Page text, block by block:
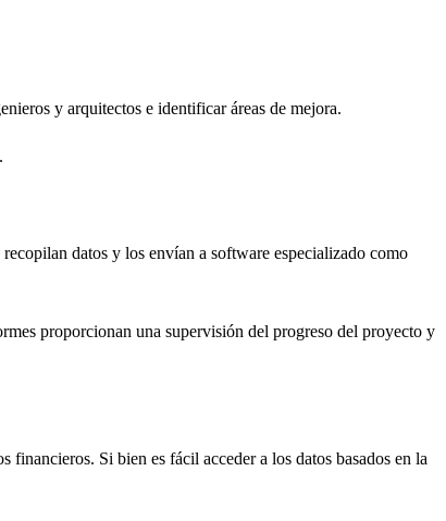
y arquitectos e identificar áreas de mejora.
datos y los envían a software especializado como
proporcionan una supervisión del progreso del proyecto y
Si bien es fácil acceder a los datos basados ​​en la